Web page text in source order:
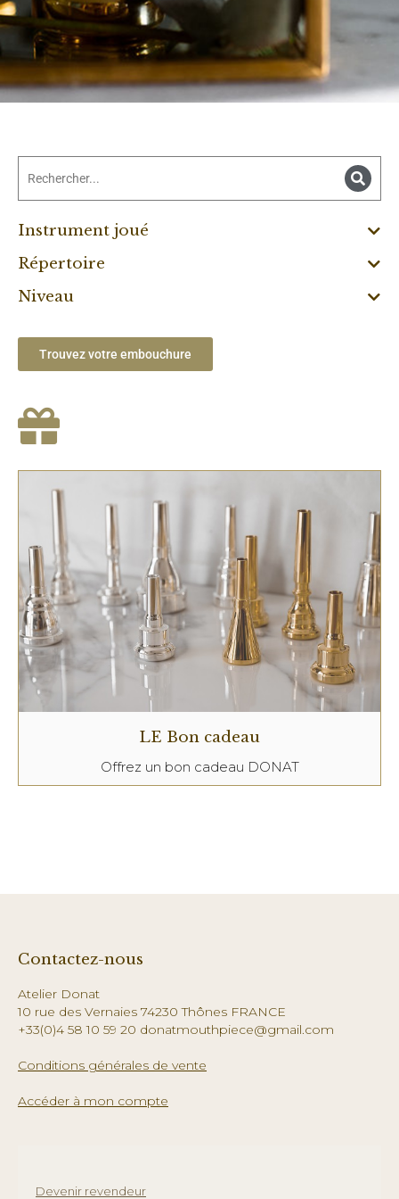
Instrument joué
Répertoire
Niveau
Trouvez votre embouchure
LE Bon cadeau
Offrez un bon cadeau DONAT
Contactez-nous
Atelier Donat
10 rue des Vernaies 74230 Thônes FRANCE
+33(0)4 58 10 59 20 donatmouthpiece@gmail.com
Conditions générales de vente
Accéder à mon compte
Devenir revendeur